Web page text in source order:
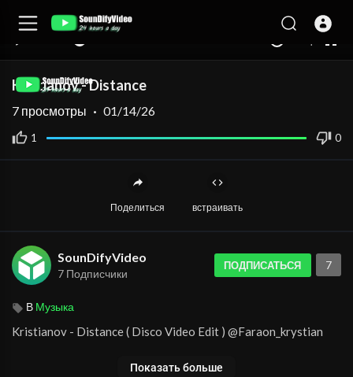
Kristianov - Distance
1 0
7 просмотры · 01/14/26
Поделиться встраивать
SounDifyVideo
7 Подписчики
ПОДПИСАТЬСЯ 7
В Музыка
Kristianov - Distance ( Disco Video Edit ) @Faraon_krystian
Показать больше